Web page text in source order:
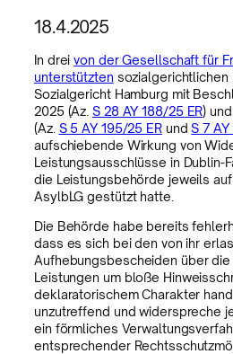
18.4.2025
In dreivon der Gesellschaft für
unterstützten sozialgerichtlichen
Sozialgericht Hamburg mit
2025 (Az.S 28 AY 188/25 ER)
(Az. S 5 AY 195/25 ERundS 7
aufschiebende Wirkung von
Leistungsausschlüsse in Dublin-
die Leistungsbehörde jeweils auf
AsylbLG gestützt hatte.
Die Behörde habe bereits
dass es sich bei den von ihr
Aufhebungsbescheiden über
Leistungen um bloße
deklaratorischem Charakter
unzutreffend und widerspreche
ein förmliches
entsprechender